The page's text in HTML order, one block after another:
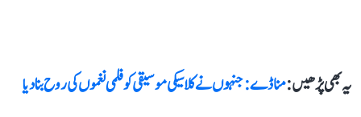
یہ بھی پڑھیں :منا ڈے: جنہوں نے کلاسیکی موسیقی کو فلمی نغموں کی روح بنا دیا